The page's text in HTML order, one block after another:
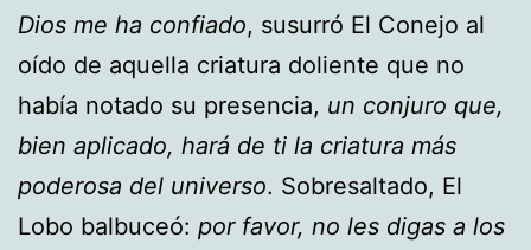
Dios me ha confiado, susurró El Conejo al
oído de aquella criatura doliente que no
había notado su presencia, un conjuro que,
bien aplicado, hará de ti la criatura más
poderosa del universo. Sobresaltado, El
Lobo balbuceó: por favor, no les digas a los